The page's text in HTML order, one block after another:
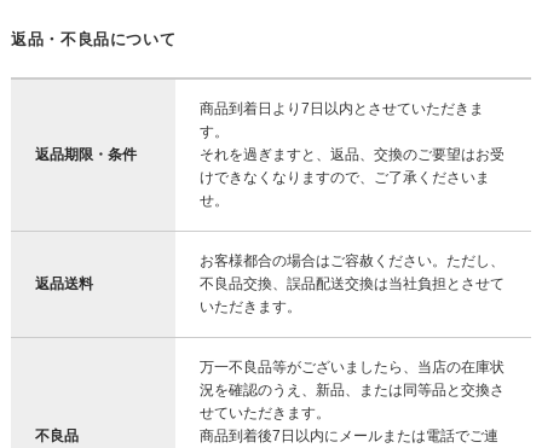
返品・不良品について
返品期限・条件
商品到着日より7日以内とさせていただきま
す。
それを過ぎますと、返品、交換のご要望はお受
けできなくなりますので、ご了承くださいま
せ。
返品送料
お客様都合の場合はご容赦ください。ただし、
不良品交換、誤品配送交換は当社負担とさせて
いただきます。
不良品
万一不良品等がございましたら、当店の在庫状
況を確認のうえ、新品、または同等品と交換さ
せていただきます。
商品到着後7日以内にメールまたは電話でご連